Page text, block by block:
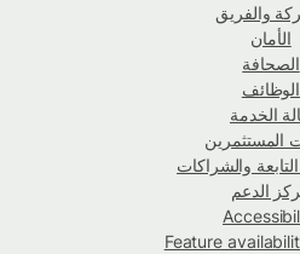
والفريق
الأمان
الخدمة
والشراكات
الدعم
Feature